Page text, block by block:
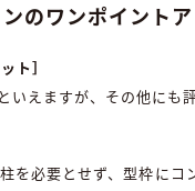
のワンポイント
ト］
えますが、その他にも
を必要とせず、型枠に